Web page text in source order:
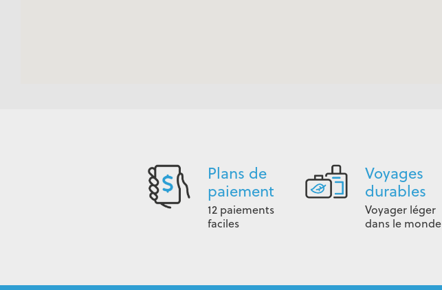
Plans de
paiement
12 paiements
faciles
Voyages
durables
Voyager léger
dans le monde